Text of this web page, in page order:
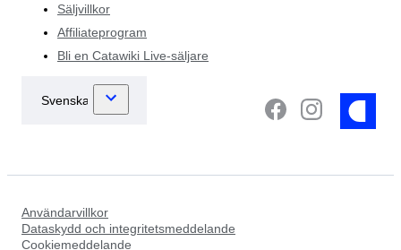
Säljvillkor
Affiliateprogram
Bli en Catawiki Live-säljare
Användarvillkor
Dataskydd och integritetsmeddelande
Cookiemeddelande